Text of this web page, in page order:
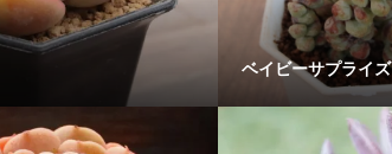
ベイビーサプライズ